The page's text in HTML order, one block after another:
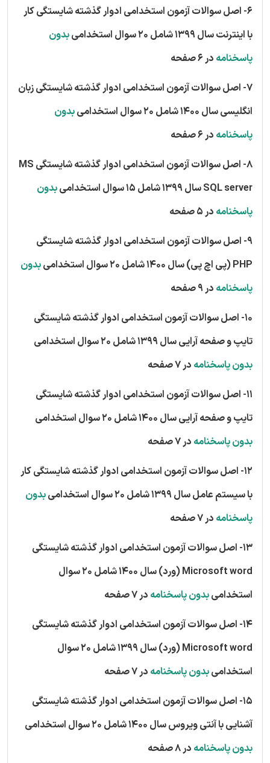
6- اصل سوالات آزمون استخدامی ادوار گذشته شایستگی کار
با اینترنت سال 1399 شامل 20 سوال استخدامی
بدون
پاسخنامه در 6 صفحه
7- اصل سوالات آزمون استخدامی ادوار گذشته شایستگی زبان
انگلیسی سال 1400 شامل 20 سوال استخدامی
بدون
پاسخنامه در 6 صفحه
8- اصل سوالات آزمون استخدامی ادوار گذشته شایستگی MS
SQL server سال 1399 شامل 15 سوال استخدامی
بدون
پاسخنامه در 5 صفحه
9- اصل سوالات آزمون استخدامی ادوار گذشته شایستگی
PHP (پی اچ پی) سال 1400 شامل 20 سوال استخدامی
بدون
پاسخنامه در 9 صفحه
10- اصل سوالات آزمون استخدامی ادوار گذشته شایستگی
تایپ و صفحه آرایی سال 1399 شامل 20 سوال استخدامی
بدون پاسخنامه در 7 صفحه
11- اصل سوالات آزمون استخدامی ادوار گذشته شایستگی
تایپ و صفحه آرایی سال 1400 شامل 20 سوال استخدامی
بدون پاسخنامه در 7 صفحه
12- اصل سوالات آزمون استخدامی ادوار گذشته شایستگی کار
با سیستم عامل سال 1399 شامل 20 سوال استخدامی
بدون
پاسخنامه در 7 صفحه
13- اصل سوالات آزمون استخدامی ادوار گذشته شایستگی
Microsoft word (ورد) سال 1400 شامل 20 سوال
استخدامیبدون پاسخنامه در 7 صفحه
14- اصل سوالات آزمون استخدامی ادوار گذشته شایستگی
Microsoft word (ورد) سال 1399 شامل 20 سوال
استخدامیبدون پاسخنامه در 7 صفحه
15- اصل سوالات آزمون استخدامی ادوار گذشته شایستگی
آشنایی با آنتی ویروس سال 1400 شامل 20 سوال استخدامی
بدون پاسخنامه در 8 صفحه